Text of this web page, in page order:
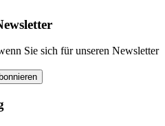
Sie sich für unseren Newsletter